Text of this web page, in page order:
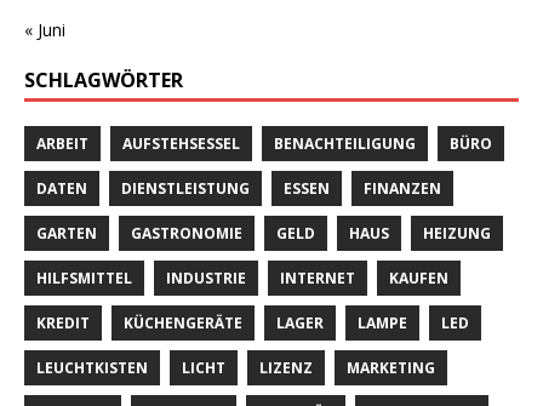
« Juni
SCHLAGWÖRTER
ARBEIT AUFSTEHSESSEL BENACHTEILIGUNG BÜRO
DATEN DIENSTLEISTUNG ESSEN FINANZEN
GARTEN GASTRONOMIE GELD HAUS HEIZUNG
HILFSMITTEL INDUSTRIE INTERNET KAUFEN
KREDIT KÜCHENGERÄTE LAGER LAMPE LED
LEUCHTKISTEN LICHT LIZENZ MARKETING